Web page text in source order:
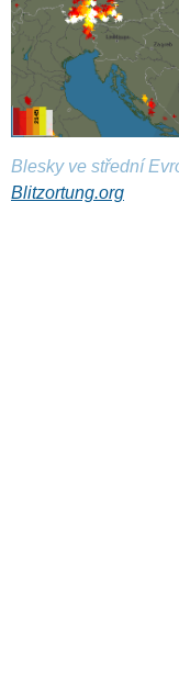
Blesky ve střední
Blitzortung.org